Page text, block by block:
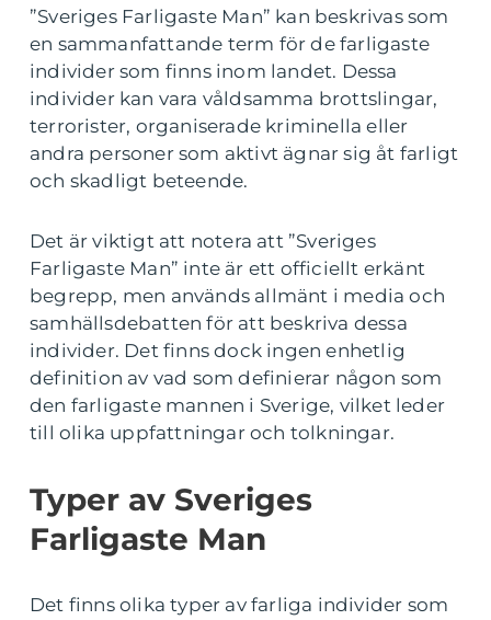
”Sveriges Farligaste Man” kan beskrivas som
en sammanfattande term för de farligaste
individer som finns inom landet. Dessa
individer kan vara våldsamma brottslingar,
terrorister, organiserade kriminella eller
andra personer som aktivt ägnar sig åt farligt
och skadligt beteende.
Det är viktigt att notera att ”Sveriges
Farligaste Man” inte är ett officiellt erkänt
begrepp, men används allmänt i media och
samhällsdebatten för att beskriva dessa
individer. Det finns dock ingen enhetlig
definition av vad som definierar någon som
den farligaste mannen i Sverige, vilket leder
till olika uppfattningar och tolkningar.
Typer av Sveriges
Farligaste Man
Det finns olika typer av farliga individer som